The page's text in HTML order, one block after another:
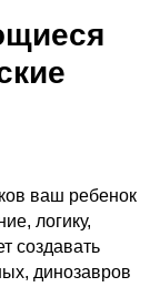
ваш ребенок
логику,
создавать
динозавров